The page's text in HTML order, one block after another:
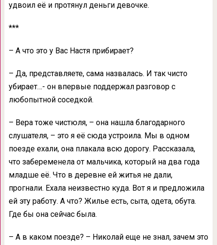
удвоил её и протянул деньги девочке.
***
– А что это у Вас Настя прибирает?
– Да, представляете, сама назвалась. И так чисто
убирает…- он впервые поддержал разговор с
любопытной соседкой.
– Вера тоже чистюля, – она нашла благодарного
слушателя, – это я её сюда устроила. Мы в одном
поезде ехали, она плакала всю дорогу. Рассказала,
что забеременела от мальчика, который на два года
младше её. Что в деревне ей житья не дали,
прогнали. Ехала неизвестно куда. Вот я и предложила
ей эту работу. А что? Жилье есть, сыта, одета, обута.
Где бы она сейчас была.
– А в каком поезде? – Николай еще не знал, зачем это